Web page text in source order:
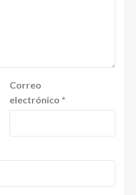
Correo
electrónico *